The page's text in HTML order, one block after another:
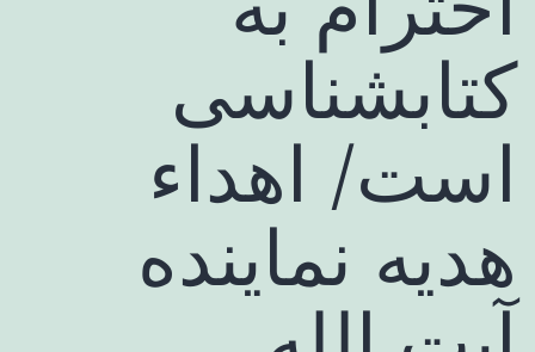
کتابشناسی
است/ اهداء
هدیه نماینده